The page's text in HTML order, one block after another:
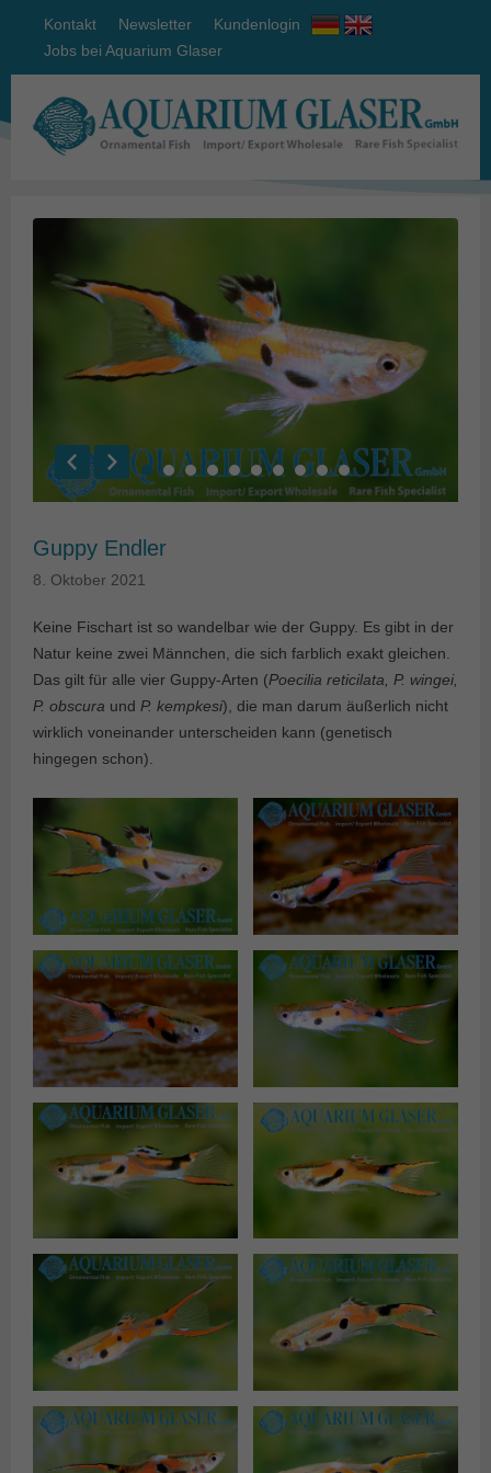
Kontakt Newsletter
Kundenlogin
Jobs bei Aquarium Glaser
Guppy Endler
8. Oktober 2021
Keine Fischart ist so wandelbar wie der Guppy. Es gibt in der
Natur keine zwei Männchen, die sich farblich exakt gleichen.
Das gilt für alle vier Guppy-Arten (Poecilia reticilata, P. wingei,
P. obscura und P. kempkesi), die man darum äußerlich nicht
wirklich voneinander unterscheiden kann (genetisch
hingegen schon).